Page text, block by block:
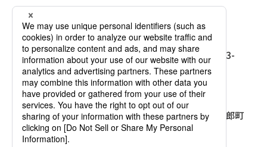
〒102-0093 東京都千代田区平河町 1-3-13 8F
TEL：03-3263-3959／FAX：03-3263-3116
麹町店
〒102-0093 東京都千代田区平河町1-3-
13 8F［アクセス］
TEL：03-3239-8673／FAX：03-3263-
3116
大阪店
〒541-0056 大阪府大阪市中央区久太郎町
4-2-10
大西ビルディング 1階［